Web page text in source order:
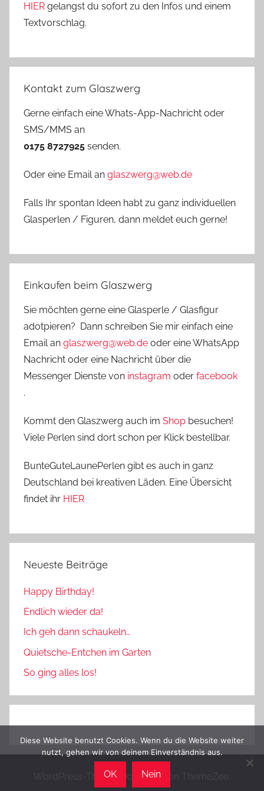
HIER gelangst du sofort zu den Infos und einem
Textvorschlag.
Kontakt zum Glaszwerg
Gerne einfach eine Whats-App-Nachricht oder
SMS/MMS an
0175 8727925 senden.
Oder eine Email an glaszwerg@web.de
Falls Ihr spontan Ideen habt zu ganz individuellen
Glasperlen / Figuren, dann meldet euch gerne!
Einkaufen beim Glaszwerg
Sie möchten gerne eine Glasperle / Glasfigur
adotpieren? Dann schreiben Sie mir einfach eine
Email an glaszwerg@web.de oder eine WhatsApp
Nachricht oder eine Nachricht über die
Messenger Dienste von instagram oder facebook
.
Kommt den Glaszwerg auch im Shop besuchen!
Viele Perlen sind dort schon per Klick bestellbar.
BunteGuteLaunePerlen gibt es auch in ganz
Deutschland bei kreativen Läden. Eine Übersicht
findet ihr HIER
Neueste Beiträge
Happy Birthday!
Endlich wieder da!
Ich geh dann schaukeln…
Quietsche-Entchen im Garten
So ging alles los!
WordPress-Theme: Donovan von ThemeZee.
Diese Website benutzt Cookies. Wenn du die Website weiter
nutzt, gehen wir von deinem Einverständnis aus.
OK Nein